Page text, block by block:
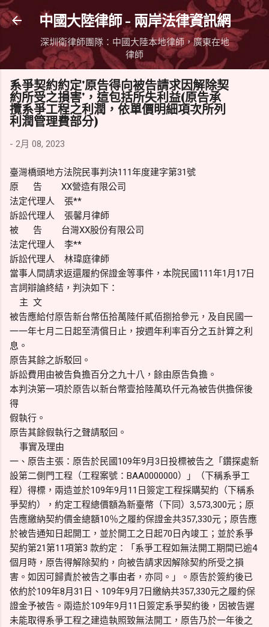
跳到主要內容
中國大陸律師 - 兩岸法律資訊網
深圳衛律師團隊：中國大陸本地律師，廣東在地
律師
系爭契約約定'原告得向被告請求因解除契
約所受之損害'，這包括所失利益(原告承
攬系爭工程之利潤，依單價明細項次所列
利潤管理費部分)
- 2月 08, 2023
臺灣橋頭地方法院民事判決111年度建字第31號
原 告 XX營造有限公司
法定代理人 張**
訴訟代理人 張馨月律師
被 告 台灣XX股份有限公司
法定代理人 李**
訴訟代理人 林瑋庭律師
當事人間請求返還履約保證金等事件，本院民國111年1月17日
言詞辯論終結，判決如下：
主 文
被告應給付原告新台幣伍拾萬陸仟貳佰捌拾參元，及自民國一
一一年七月二日起至清償日止，按週年利率百分之五計算之利
息。
原告其餘之訴駁回。
訴訟費用由被告負擔百分之九十八，餘由原告負擔。
本判決第一項於原告以新台幣壹拾陸萬玖仟元為被告供擔保後
得
假執行。
原告其餘假執行之聲請駁回。
事實及理由
一、原告主張：原告於民國109年9月3日投標被告之「鑽探處新
設第二側門工程（工程案號：BAA0000000）」（下稱系爭工
程）得標，兩造並於109年9月11日簽定工程採購契約（下稱系
爭契約），約定工程總價額為新臺幣（下同）3,573,300元；原
告應繳納契約價金總額10％之履約保證金共357,330元；原告應
於被告通知日起開工，並於開工之日起70日內竣工；並於系爭
契約第21第11項第3 款約定：「系爭工程如無法開工期間已逾4
個月時，原告得解除契約，向被告請求因解除契約所受之損
害。如因可歸責於被告之事由者，亦同。」。原告於簽約後已
依約於109年8月31日、109年9月7日繳納共357,330元之履約保
證金予被告。兩造於109年9月11日簽定系爭契約後，因被告遲
未能取得系爭工程之建造執照致無法開工，原告乃於一年後之